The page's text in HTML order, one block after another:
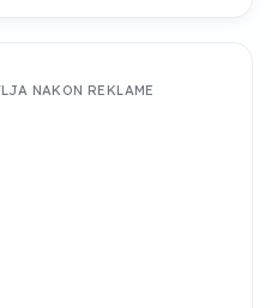
NAKON REKLAME